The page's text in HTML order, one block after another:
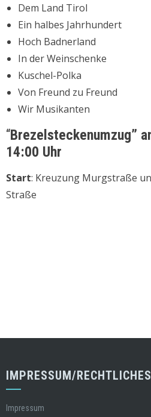
Dem Land Tirol
Ein halbes Jahrhundert
Hoch Badnerland
In der Weinschenke
Kuschel-Polka
Von Freund zu Freund
Wir Musikanten
“Brezelsteckenumzug”
14:00 Uhr
Start: Kreuzung Murgstraße
Straße
IMPRESSUM/RECHTLICHES
Impressum